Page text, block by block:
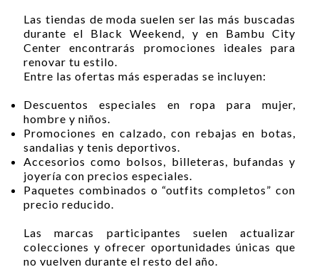
Las tiendas de moda suelen ser las más buscadas
durante el Black Weekend, y en Bambu City
Center encontrarás promociones ideales para
renovar tu estilo.
Entre las ofertas más esperadas se incluyen:
Descuentos especiales en ropa para mujer,
hombre y niños.
Promociones en calzado, con rebajas en botas,
sandalias y tenis deportivos.
Accesorios como bolsos, billeteras, bufandas y
joyería con precios especiales.
Paquetes combinados o “outfits completos” con
precio reducido.
Las marcas participantes suelen actualizar
colecciones y ofrecer oportunidades únicas que
no vuelven durante el resto del año.